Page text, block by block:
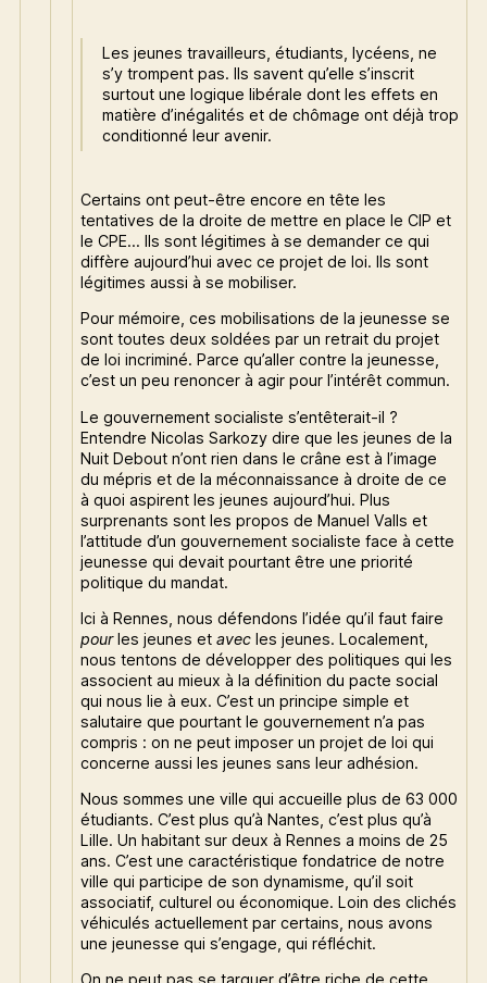
Les jeunes travailleurs, étudiants, lycéens, ne
s’y trompent pas. Ils savent qu’elle s’inscrit
surtout une logique libérale dont les effets en
matière d’inégalités et de chômage ont déjà trop
conditionné leur avenir.
Certains ont peut-être encore en tête les
tentatives de la droite de mettre en place le CIP et
le CPE… Ils sont légitimes à se demander ce qui
diffère aujourd’hui avec ce projet de loi. Ils sont
légitimes aussi à se mobiliser.
Pour mémoire, ces mobilisations de la jeunesse se
sont toutes deux soldées par un retrait du projet
de loi incriminé. Parce qu’aller contre la jeunesse,
c’est un peu renoncer à agir pour l’intérêt commun.
Le gouvernement socialiste s’entêterait-il ?
Entendre Nicolas Sarkozy dire que les jeunes de la
Nuit Debout n’ont rien dans le crâne est à l’image
du mépris et de la méconnaissance à droite de ce
à quoi aspirent les jeunes aujourd’hui. Plus
surprenants sont les propos de Manuel Valls et
l’attitude d’un gouvernement socialiste face à cette
jeunesse qui devait pourtant être une priorité
politique du mandat.
Ici à Rennes, nous défendons l’idée qu’il faut faire
pourles jeunes etavec les jeunes. Localement,
nous tentons de développer des politiques qui les
associent au mieux à la définition du pacte social
qui nous lie à eux. C’est un principe simple et
salutaire que pourtant le gouvernement n’a pas
compris : on ne peut imposer un projet de loi qui
concerne aussi les jeunes sans leur adhésion.
Nous sommes une ville qui accueille plus de 63 000
étudiants. C’est plus qu’à Nantes, c’est plus qu’à
Lille. Un habitant sur deux à Rennes a moins de 25
ans. C’est une caractéristique fondatrice de notre
ville qui participe de son dynamisme, qu’il soit
associatif, culturel ou économique. Loin des clichés
véhiculés actuellement par certains, nous avons
une jeunesse qui s’engage, qui réfléchit.